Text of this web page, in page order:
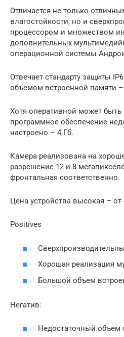
Отличается не только
влагостойкости, но и
процессором и множеством
дополнительных
операционной системы
Отвечает стандарту защиты
объемом встроенной памяти –
Хотя оперативной может быть
программное обеспечение
настроено – 4 Гб.
Камера реализована на
разрешение 12 и 8
фронтальная соответственно.
Цена устройства высокая – от
Positives
Хорошая реализация
Большой объем
Негатив:
Недостаточный объем